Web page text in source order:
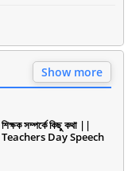
Show more
সম্পর্কে কিছু কথা ||
|| Teachers Day Speech